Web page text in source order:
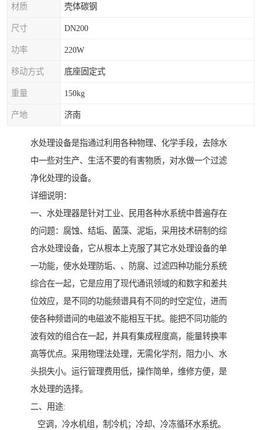
材质 壳体碳钢
尺寸 DN200
功率 220W
移动方式 底座固定式
重量 150kg
产地 济南
水处理设备是指通过利用各种物理、化学手段，去除水
中一些对生产、生活不要的有害物质，对水做一个过滤
净化处理的设备。
详细说明：
一、水处理器是针对工业、民用各种水系统中普遍存在
的问题：腐蚀、结垢、菌藻、泥垢，采用技术研制的综
合水处理设备，它从根本上克服了其它水处理设备的单
一功能，使水处理防垢、、防腐、过滤四种功能分系统
综合在一起，它是应用了现代通讯领域的和数字和差共
位效应，是不同的功能频谱具有不同的时空定位，进而
使各种频谱间的电磁波不能相互干扰。能把不同功能的
波有效的组合在一起，并具有集成程度高，能量转换率
高等优点。采用物理法处理，无需化学剂，阻力小、水
头损失小。运行管理费用低，操作简单，维修方便，是
水处理的选择。
二、用途:
空调，冷水机组，制冷机；冷却、冷冻循环水系统。